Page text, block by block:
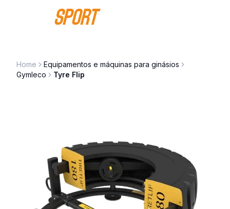
Saltar para o conteúdo
Home
Equipamentos e máquinas para ginásios
Gymleco
Tyre Flip